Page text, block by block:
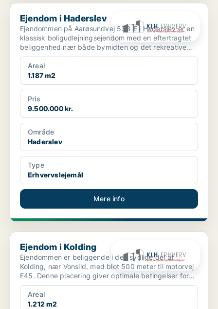
Ejendom i Haderslev
Ejendom i Haderslev
Ejendommen på Aarøsundvej 53B-E i Haderslev er en
klassisk boligudlejningsejendom med en eftertragtet
beliggenhed nær både bymidten og det rekreative
havnemi...
Areal
1.187 m2
Pris
9.500.000 kr.
Område
Haderslev
Type
Erhvervslejemål
Mere info
Ejendom i Kolding
Ejendom i Kolding
Ejendommen er beliggende i den sydlige del af
Kolding, nær Vonsild, med blot 500 meter til motorvej
E45. Denne placering giver optimale betingelser for
både ...
Areal
1.212 m2